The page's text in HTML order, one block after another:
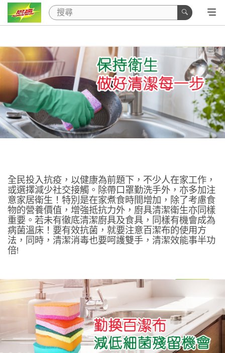
全民投入抗疫，以健康為前題下，不少人在家工作，
或選擇減少社交接觸。除帶口罩勤洗手外，亦多加注
意家居衛生！特別是在家煮食時間增加，除了考慮食
物的營養價值，增強抵抗力外，廚具清潔衛生亦同樣
重要。若未有徹底清潔廚具及食具，同樣有機會成為
病菌溫床！要有效抗菌，就要注意百潔布的使用方
法，同時，清潔消毒也要呵護雙手，清潔效能事半功
倍!